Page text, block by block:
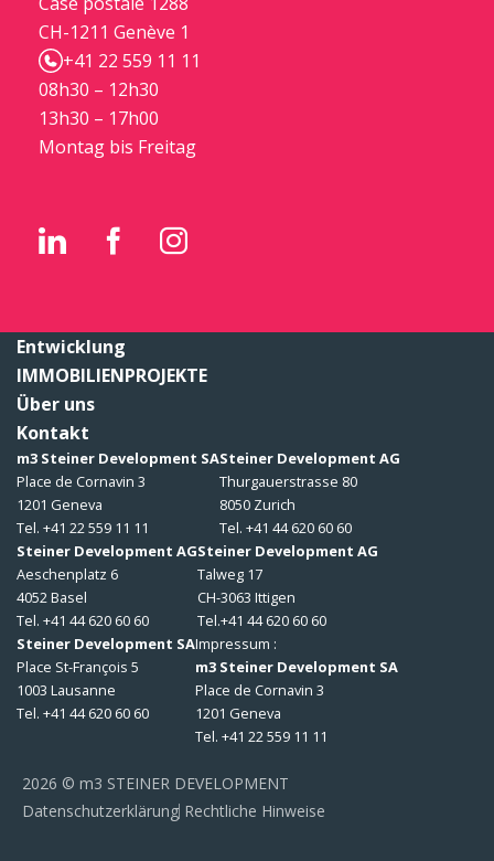
CH-1211 Genève 1
+41 22 559 11 11
08h30 – 12h30
13h30 – 17h00
Montag bis Freitag
Entwicklung
IMMOBILIENPROJEKTE
Über uns
Kontakt
m3 Steiner Development SA
Place de Cornavin 3
1201 Geneva
Tel. +41 22 559 11 11
Steiner Development AG
Thurgauerstrasse 80
8050 Zurich
Tel. +41 44 620 60 60
Steiner Development AG
Aeschenplatz 6
4052 Basel
Tel. +41 44 620 60 60
Steiner Development AG
Talweg 17
CH-3063 Ittigen
Tel.+41 44 620 60 60
Steiner Development SA
Place St-François 5
1003 Lausanne
Tel. +41 44 620 60 60
Impressum :
m3 Steiner Development SA
Place de Cornavin 3
1201 Geneva
Tel. +41 22 559 11 11
2026 © m3 STEINER DEVELOPMENT
Datenschutzerklärung Rechtliche Hinweise